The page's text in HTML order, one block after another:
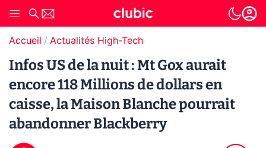
Accueil Actualités High-Tech
Infos US de la nuit : Mt Gox aurait
encore 118 Millions de dollars en
caisse, la Maison Blanche pourrait
abandonner Blackberry